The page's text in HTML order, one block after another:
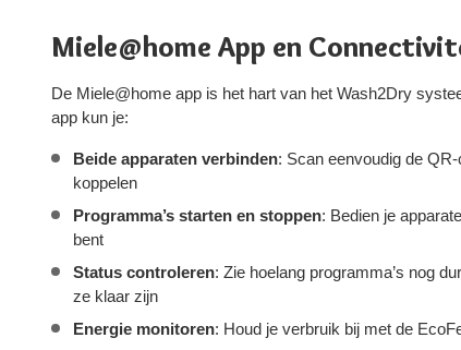
Miele@home App en
De Miele@home app is het hart van het Wash2Dry
app kun je:
Beide apparaten verbinden: Scan eenvoudig de
koppelen
Programma’s starten en stoppen: Bedien je
bent
Status controleren: Zie hoelang programma’s nog
ze klaar zijn
Energie monitoren: Houd je verbruik bij met de